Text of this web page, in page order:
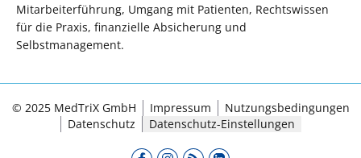
Mitarbeiterführung, Umgang mit Patienten, Rechtswissen
für die Praxis, finanzielle Absicherung und
Selbstmanagement.
© 2025 MedTriX GmbH Impressum
Nutzungsbedingungen
Datenschutz
Datenschutz-Einstellungen